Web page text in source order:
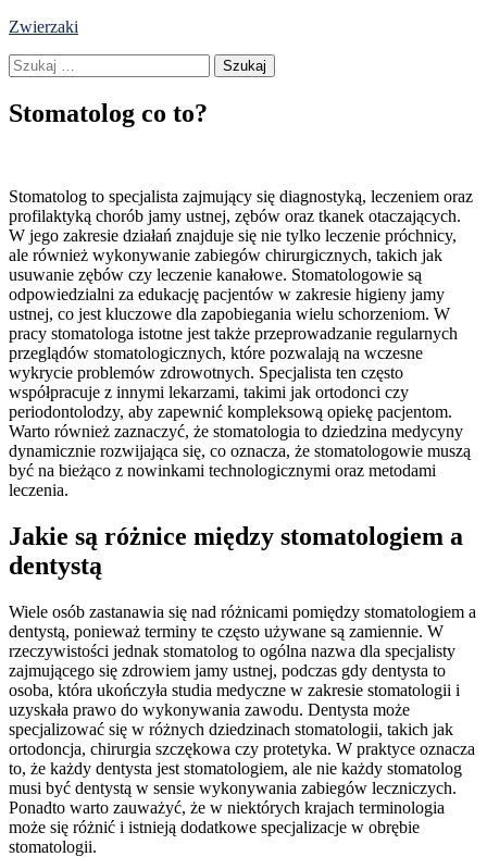
Skip
content
Zwierzaki
Szukaj:
Stomatolog co to?
Stomatolog to specjalista zajmujący się diagnostyką, leczeniem oraz
profilaktyką chorób jamy ustnej, zębów oraz tkanek otaczających.
W jego zakresie działań znajduje się nie tylko leczenie próchnicy,
ale również wykonywanie zabiegów chirurgicznych, takich jak
usuwanie zębów czy leczenie kanałowe. Stomatologowie są
odpowiedzialni za edukację pacjentów w zakresie higieny jamy
ustnej, co jest kluczowe dla zapobiegania wielu schorzeniom. W
pracy stomatologa istotne jest także przeprowadzanie regularnych
przeglądów stomatologicznych, które pozwalają na wczesne
wykrycie problemów zdrowotnych. Specjalista ten często
współpracuje z innymi lekarzami, takimi jak ortodonci czy
periodontolodzy, aby zapewnić kompleksową opiekę pacjentom.
Warto również zaznaczyć, że stomatologia to dziedzina medycyny
dynamicznie rozwijająca się, co oznacza, że stomatologowie muszą
być na bieżąco z nowinkami technologicznymi oraz metodami
leczenia.
Jakie są różnice między stomatologiem a
dentystą
Wiele osób zastanawia się nad różnicami pomiędzy stomatologiem a
dentystą, ponieważ terminy te często używane są zamiennie. W
rzeczywistości jednak stomatolog to ogólna nazwa dla specjalisty
zajmującego się zdrowiem jamy ustnej, podczas gdy dentysta to
osoba, która ukończyła studia medyczne w zakresie stomatologii i
uzyskała prawo do wykonywania zawodu. Dentysta może
specjalizować się w różnych dziedzinach stomatologii, takich jak
ortodoncja, chirurgia szczękowa czy protetyka. W praktyce oznacza
to, że każdy dentysta jest stomatologiem, ale nie każdy stomatolog
musi być dentystą w sensie wykonywania zabiegów leczniczych.
Ponadto warto zauważyć, że w niektórych krajach terminologia
może się różnić i istnieją dodatkowe specjalizacje w obrębie
stomatologii.